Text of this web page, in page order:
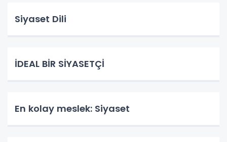
Siyaset Dili
İDEAL BİR SİYASETÇİ
En kolay meslek: Siyaset